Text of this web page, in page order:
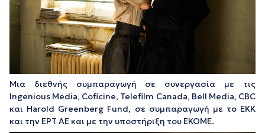
Μια διεθνής συμπαραγωγή σε συνεργασία με τις
Ingenious Media, Coficine, Telefilm Canada, Bell Media, CBC
και Harold Greenberg Fund, σε συμπαραγωγή με το ΕΚΚ
και την ΕΡΤ ΑΕ και με την υποστήριξη του EKOME.